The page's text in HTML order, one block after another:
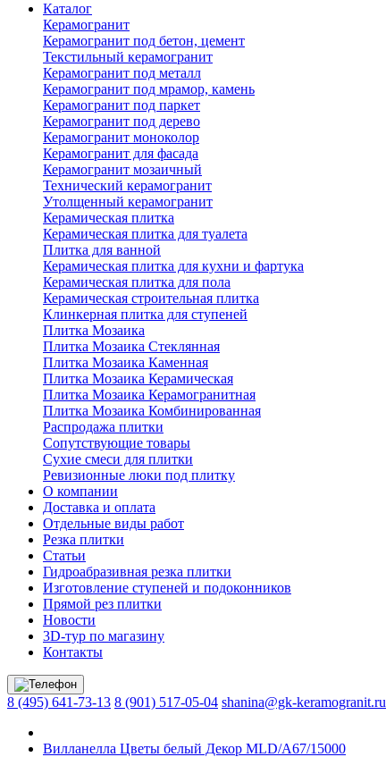
Каталог
Керамогранит
Керамогранит под бетон, цемент
Текстильный керамогранит
Керамогранит под металл
Керамогранит под мрамор, камень
Керамогранит под паркет
Керамогранит под дерево
Керамогранит моноколор
Керамогранит для фасада
Керамогранит мозаичный
Технический керамогранит
Утолщенный керамогранит
Керамическая плитка
Керамическая плитка для туалета
Плитка для ванной
Керамическая плитка для кухни и фартука
Керамическая плитка для пола
Керамическая строительная плитка
Клинкерная плитка для ступеней
Плитка Мозаика
Плитка Мозаика Стеклянная
Плитка Мозаика Каменная
Плитка Мозаика Керамическая
Плитка Мозаика Керамогранитная
Плитка Мозаика Комбинированная
Распродажа плитки
Сопутствующие товары
Сухие смеси для плитки
Ревизионные люки под плитку
О компании
Доставка и оплата
Отдельные виды работ
Резка плитки
Статьи
Гидроабразивная резка плитки
Изготовление ступеней и подоконников
Прямой рез плитки
Новости
3D-тур по магазину
Контакты
8 (495) 641-73-13 8 (901) 517-05-04 shanina@gk-keramogranit.ru
Вилланелла Цветы белый Декор MLD/A67/15000